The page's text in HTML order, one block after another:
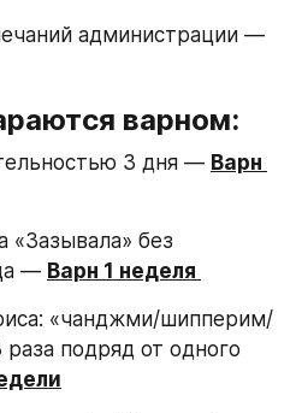
варном:
3 дня — Варн
«Зазывала» без
— Варн 1 неделя
«чанджми/шипперим/
подряд от одного